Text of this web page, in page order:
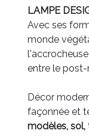
LAMPE
Avec ses
monde
entre le
Décor
façonnée et
modèles, sol,